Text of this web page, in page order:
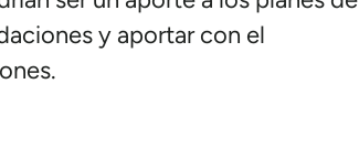
y aportar con el